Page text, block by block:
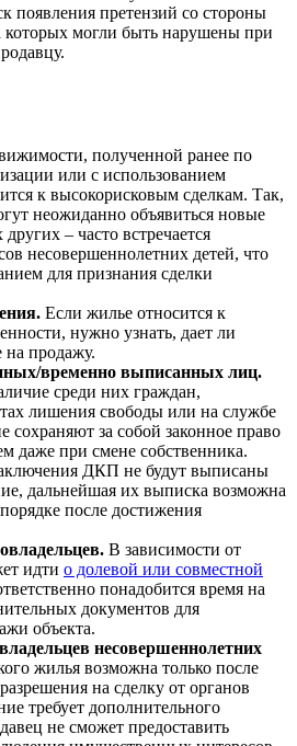
появления претензий со стороны
которых могли быть нарушены при
полученной ранее по
или с использованием
к высокорисковым сделкам. Так,
неожиданно объявиться новые
– часто встречается
несовершеннолетних детей, что
для признания сделки
Если жилье относится к
нужно узнать, дает ли
на продажу.
временно выписанных лиц.
среди них граждан,
лишения свободы или на службе
сохраняют за собой законное право
даже при смене собственника.
ДКП не будут выписаны
дальнейшая их выписка возможна
после достижения
В зависимости от
идти о долевой или совместной
понадобится время на
документов для
объекта.
несовершеннолетних
жилья возможна только после
на сделку от органов
требует дополнительного
не сможет предоставить